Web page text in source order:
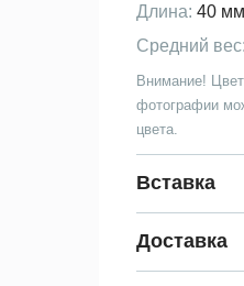
Длина: 40 мм
Средний вес:
Внимание!
фотографии
цвета.
Вставка
Доставка